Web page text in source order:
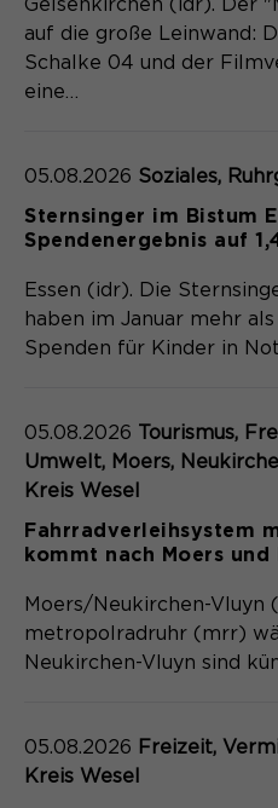
Laufzeit Ende der
diese zu
Name cookie_optin
Anbieter Sgalinski
Zweck
Speichert
Name
Laufzeit Sitzung
Zweck
Temporäre
Gelsenkirchen (idr). Der
auf die große Leinwand:
Schalke 04 und der
eine…
05.08.2026 Soziales,
Sternsinger im Bistum
Spendenergebnis auf
Essen (idr). Die
haben im Januar mehr
Spenden für Kinder in
05.08.2026
Tourismus,
Umwelt, Moers,
Kreis Wesel
Fahrradverleihsystem
kommt nach Moers und
Moers/Neukirchen-Vluyn
metropolradruhr (mrr)
Neukirchen-Vluyn sind
05.08.2026 Freizeit,
Kreis Wesel